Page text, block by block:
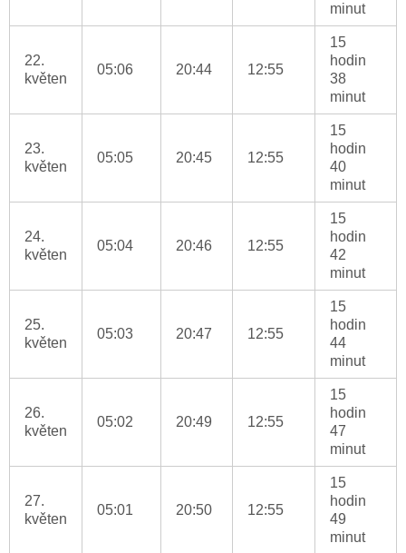
minut
22.
květen
05:06 20:44 12:55
15
hodin
38
minut
23.
květen
05:05 20:45 12:55
15
hodin
40
minut
24.
květen
05:04 20:46 12:55
15
hodin
42
minut
25.
květen
05:03 20:47 12:55
15
hodin
44
minut
26.
květen
05:02 20:49 12:55
15
hodin
47
minut
27.
květen
05:01 20:50 12:55
15
hodin
49
minut